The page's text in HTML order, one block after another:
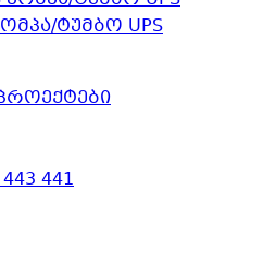
ტუმბო UPS
441